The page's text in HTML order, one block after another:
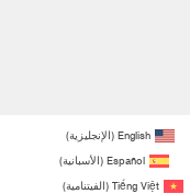
English
(الإنجليزية)
Español
(الأسبانية)
Tiếng Việt
(الفيتنامية)